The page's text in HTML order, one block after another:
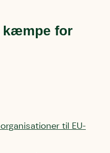
for
til EU-